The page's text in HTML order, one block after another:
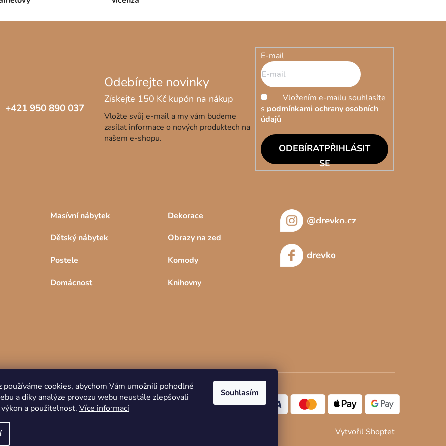
používáme cookies, abychom Vám umožnili pohodlné
a díky analýze provozu webu neustále zlepšovali
a použitelnost. Více informací
Souhlasím
+421 950 890 037
Vložte svůj e-mail a my vám budeme
zasílat informace o nových produktech na
našem e-shopu.
E-mail
Vložením e-mailu souhlasíte
s podmínkami ochrany osobních
údajů
PŘIHLÁSIT
SE
Masívní nábytek
Dětský nábytek
Postele
Domácnost
Dekorace
Obrazy na zeď
Komody
Knihovny
@drevko.cz
drevko
Vytvořil Shoptet
Copyright 2026DREVKO. Všechna práva